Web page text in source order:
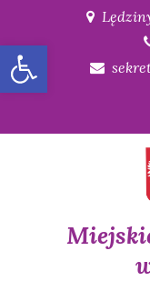
Open toolbar
content